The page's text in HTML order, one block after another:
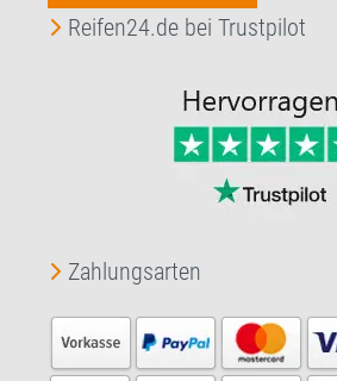
Reifen24.de bei Trustpilot
Zahlungsarten